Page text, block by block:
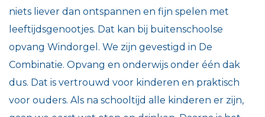
niets liever dan ontspannen en fijn spelen met
leeftijdsgenootjes. Dat kan bij buitenschoolse
opvang Windorgel. We zijn gevestigd in De
Combinatie. Opvang en onderwijs onder één dak
dus. Dat is vertrouwd voor kinderen en praktisch
voor ouders. Als na schooltijd alle kinderen er zijn,